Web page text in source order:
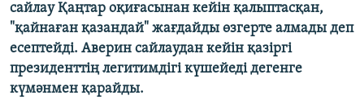
сайлау Қаңтар оқиғасынан кейін қалыптасқан,
"қайнаған қазандай" жағдайды өзгерте алмады деп
есептейді. Аверин сайлаудан кейін қазіргі
президенттің легитимдігі күшейеді дегенге
күмәнмен қарайды.